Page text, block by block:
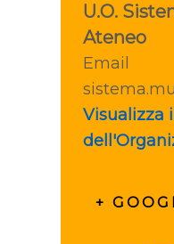
U.O.
Ateneo
Email
Visualizza
+